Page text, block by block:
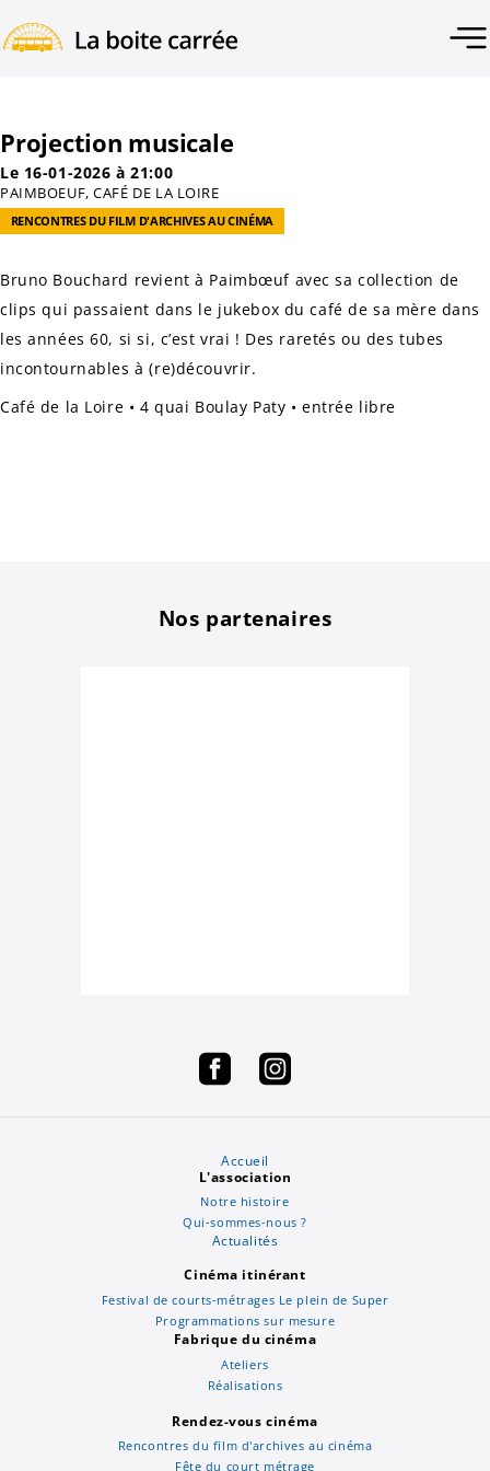
Projection musicale
Le 16-01-2026 à 21:00
PAIMBOEUF, CAFÉ DE LA LOIRE
RENCONTRES DU FILM D'ARCHIVES AU CINÉMA
Bruno Bouchard revient à Paimbœuf avec sa collection de
clips qui passaient dans le jukebox du café de sa mère dans
les années 60, si si, c’est vrai ! Des raretés ou des tubes
incontournables à (re)découvrir.
Café de la Loire • 4 quai Boulay Paty • entrée libre
Nos partenaires
Accueil
L'association
Notre histoire
Qui-sommes-nous ?
Actualités
Cinéma itinérant
Festival de courts-métrages Le plein de Super
Programmations sur mesure
Fabrique du cinéma
Ateliers
Réalisations
Rendez-vous cinéma
Rencontres du film d'archives au cinéma
Fête du court métrage